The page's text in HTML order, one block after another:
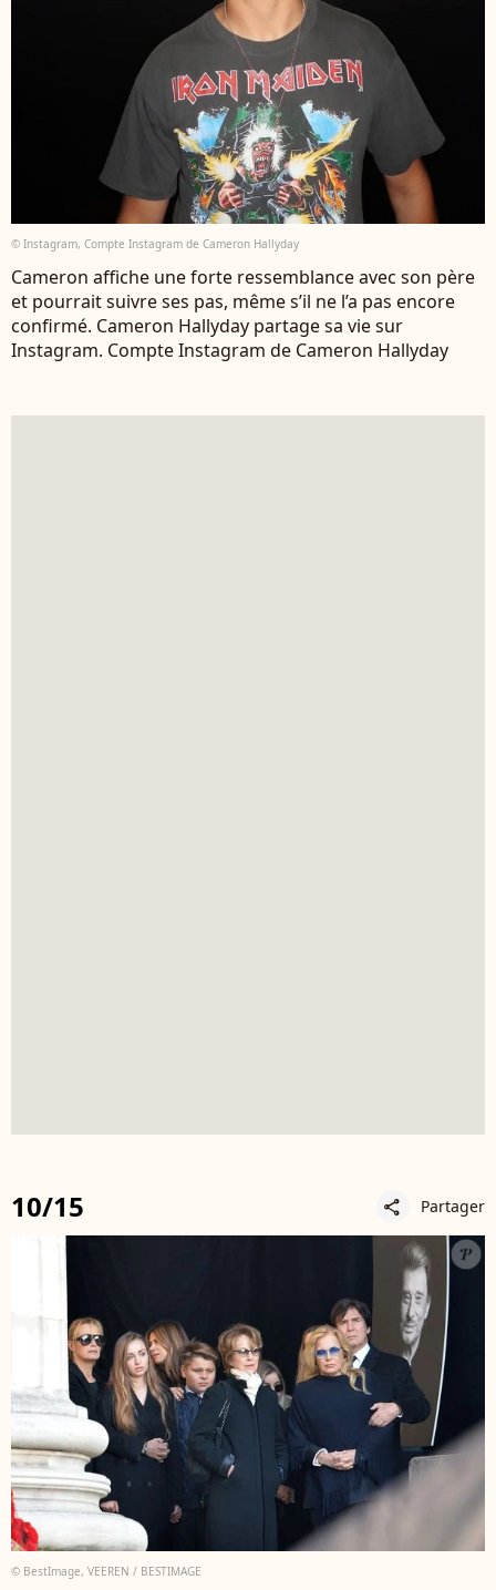
© Instagram, Compte Instagram de Cameron Hallyday
Cameron affiche une forte ressemblance avec son père
et pourrait suivre ses pas, même s’il ne l’a pas encore
confirmé. Cameron Hallyday partage sa vie sur
Instagram. Compte Instagram de Cameron Hallyday
10/15 share Partager
© BestImage, VEEREN / BESTIMAGE